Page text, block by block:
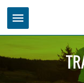
menu